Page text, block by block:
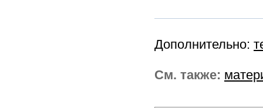
Дополнительно:
См. также: